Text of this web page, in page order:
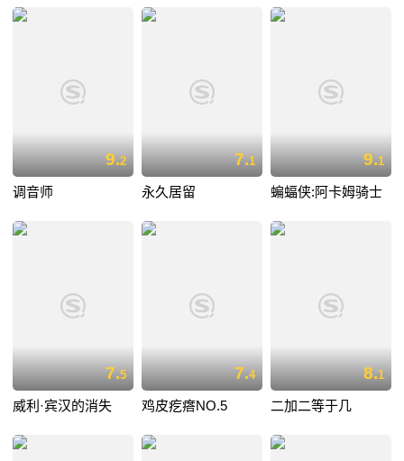
9.2
调音师
7.1
永久居留
9.1
蝙蝠侠:阿卡姆骑士
7.5
威利·宾汉的消失
7.4
鸡皮疙瘩NO.5
8.1
二加二等于几